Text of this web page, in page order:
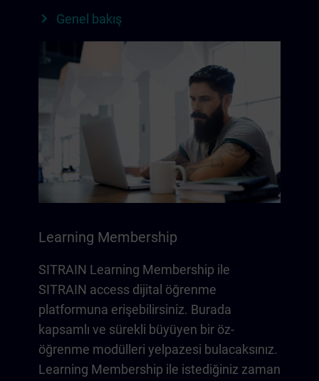
Genel bakış
Learning Membership
SITRAIN Learning Membership ile
SITRAIN access dijital öğrenme
platformuna erişebilirsiniz. Burada
kapsamlı ve sürekli büyüyen bir öz-
öğrenme modülleri yelpazesi bulacaksınız.
Learning Membership ile istediğiniz zaman